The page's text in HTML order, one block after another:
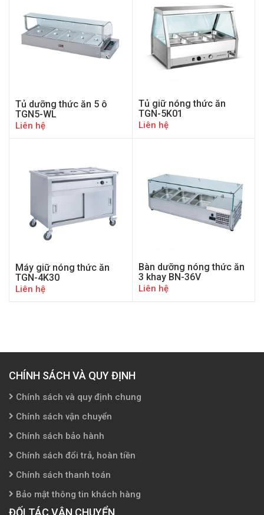
Tủ dưỡng thức ăn 5 ô
TGN5-WL
Liên hệ
Tủ giữ nóng thức ăn
TGN-5K01
Liên hệ
Máy giữ nóng thức ăn
TGN-4K30
Liên hệ
Bàn dưỡng nóng thức ăn
3 khay BN-36V
Liên hệ
CHÍNH SÁCH VÀ QUY ĐỊNH
Chính sách và quy định chung
Chính sách vận chuyển
Chính sách bảo hành
Chính sách đổi trả, hoàn tiền
Chính sách thanh toán
Bảo mật thông tin khách hàng
ĐỐI TÁC VẬN CHUYỂN